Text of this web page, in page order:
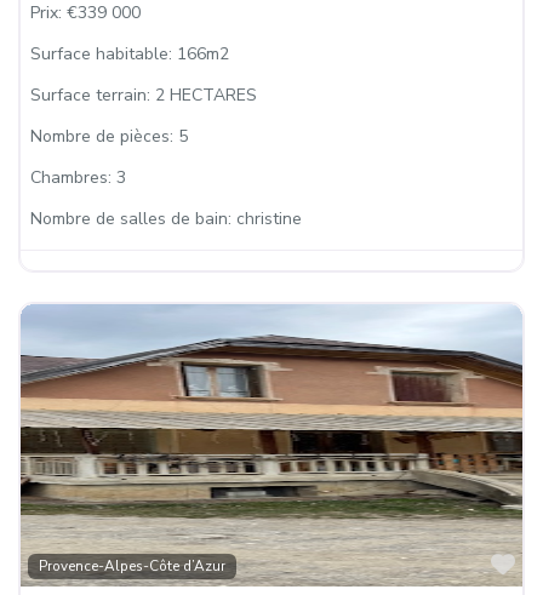
Prix: €339 000
Surface habitable: 166m2
Surface terrain: 2 HECTARES
Nombre de pièces: 5
Chambres: 3
Nombre de salles de bain: christine
Provence-Alpes-Côte d’Azur